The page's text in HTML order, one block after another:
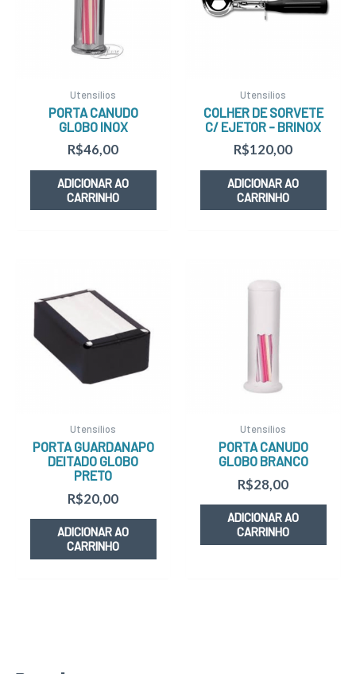
Utensílios
PORTA CANUDO
GLOBO INOX
R$46,00
ADICIONAR AO
CARRINHO
Utensílios
COLHER DE SORVETE
C/ EJETOR – BRINOX
R$120,00
ADICIONAR AO
CARRINHO
Utensílios
PORTA GUARDANAPO
DEITADO GLOBO
PRETO
R$20,00
ADICIONAR AO
CARRINHO
Utensílios
PORTA CANUDO
GLOBO BRANCO
R$28,00
ADICIONAR AO
CARRINHO